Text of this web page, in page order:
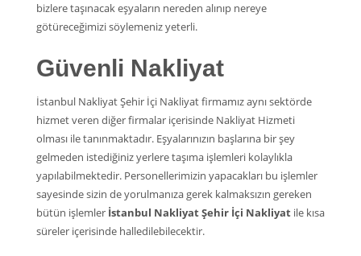
bizlere taşınacak eşyaların nereden alınıp nereye
götüreceğimizi söylemeniz yeterli.
Güvenli Nakliyat
İstanbul Nakliyat Şehir İçi Nakliyat firmamız aynı sektörde
hizmet veren diğer firmalar içerisinde Nakliyat Hizmeti
olması ile tanınmaktadır. Eşyalarınızın başlarına bir şey
gelmeden istediğiniz yerlere taşıma işlemleri kolaylıkla
yapılabilmektedir. Personellerimizin yapacakları bu işlemler
sayesinde sizin de yorulmanıza gerek kalmaksızın gereken
bütün işlemler İstanbul Nakliyat Şehir İçi Nakliyat ile kısa
süreler içerisinde halledilebilecektir.